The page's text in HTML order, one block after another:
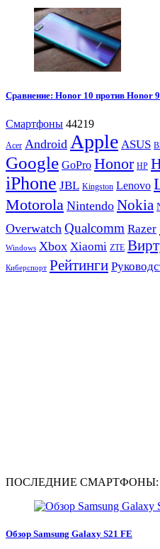
Сравнение: Honor 10 против Honor 9
Смартфоны 44219
Acer Android Apple ASUS
Google GoPro Honor HP
iPhone JBL Kingston Lenovo
Motorola Nintendo Nokia
Overwatch Qualcomm Razer
Windows Xbox Xiaomi ZTE
Киберспорт Рейтинги
ПОСЛЕДНИЕ СМАРТФОНЫ:
Обзор Samsung Galaxy S21 FE